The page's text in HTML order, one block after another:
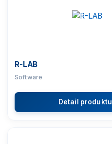
R-LAB
Software
Detail produktu